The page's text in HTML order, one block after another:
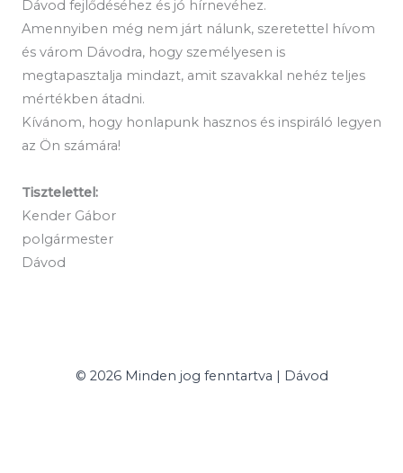
Dávod fejlődéséhez és jó hírnevéhez.
Amennyiben még nem járt nálunk, szeretettel hívom
és várom Dávodra, hogy személyesen is
megtapasztalja mindazt, amit szavakkal nehéz teljes
mértékben átadni.
Kívánom, hogy honlapunk hasznos és inspiráló legyen
az Ön számára!
Tisztelettel:
Kender Gábor
polgármester
Dávod
© 2026 Minden jog fenntartva | Dávod